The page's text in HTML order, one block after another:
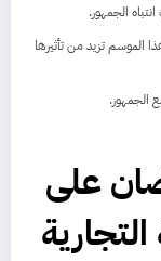
الجمهور.
الموسم تزيد من تأثيرها
الجمهور.
على